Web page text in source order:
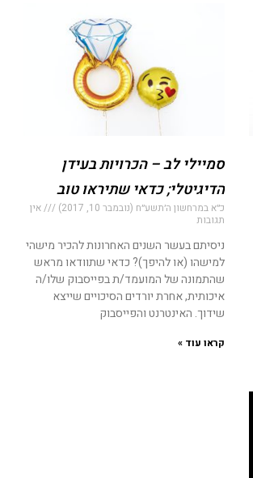
סמיילי לב – הכרויות בעידן
הדיגיטלי; כדאי שתיראו טוב
כ״א במרחשון ה׳תשע״ח (נובמבר 10, 2017)
אין
תגובות
ניסיתם בעשר השנים האחרונות להכיר מישהי
למישהו (או להיפך)? כדאי שתוודאו מראש
שהתמונה של המועמד/ת בפייסבוק שלו/ה
איכותית, אחרת יורדים הסיכויים שייצא
שידוך. האינטרנט והפייסבוק
קראו עוד »